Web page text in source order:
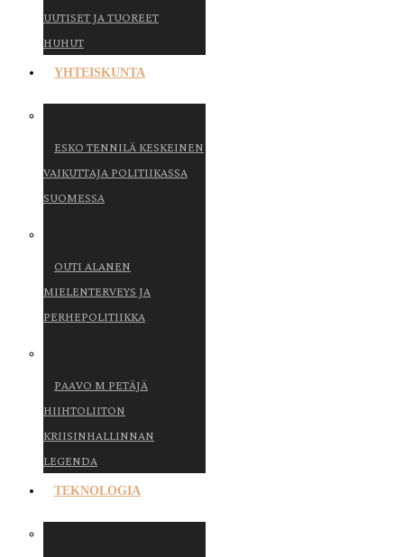
UUTISET JA TUOREET
HUHUT
YHTEISKUNTA
ESKO TENNILÄ KESKEINEN
VAIKUTTAJA POLITIIKASSA
SUOMESSA
OUTI ALANEN
MIELENTERVEYS JA
PERHEPOLITIIKKA
PAAVO M PETÄJÄ
HIIHTOLIITON
KRIISINHALLINNAN
LEGENDA
TEKNOLOGIA